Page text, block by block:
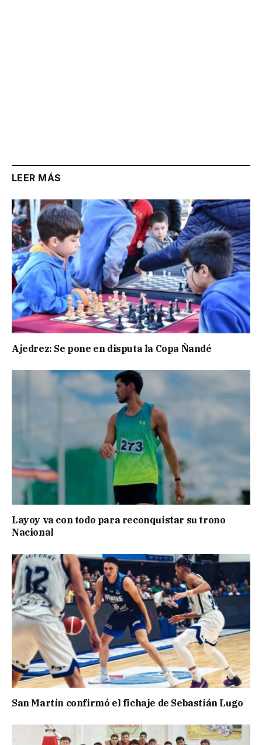
LEER MÁS
Ajedrez: Se pone en disputa la Copa Ñandé
Layoy va con todo para reconquistar su trono
Nacional
San Martín confirmó el fichaje de Sebastián Lugo